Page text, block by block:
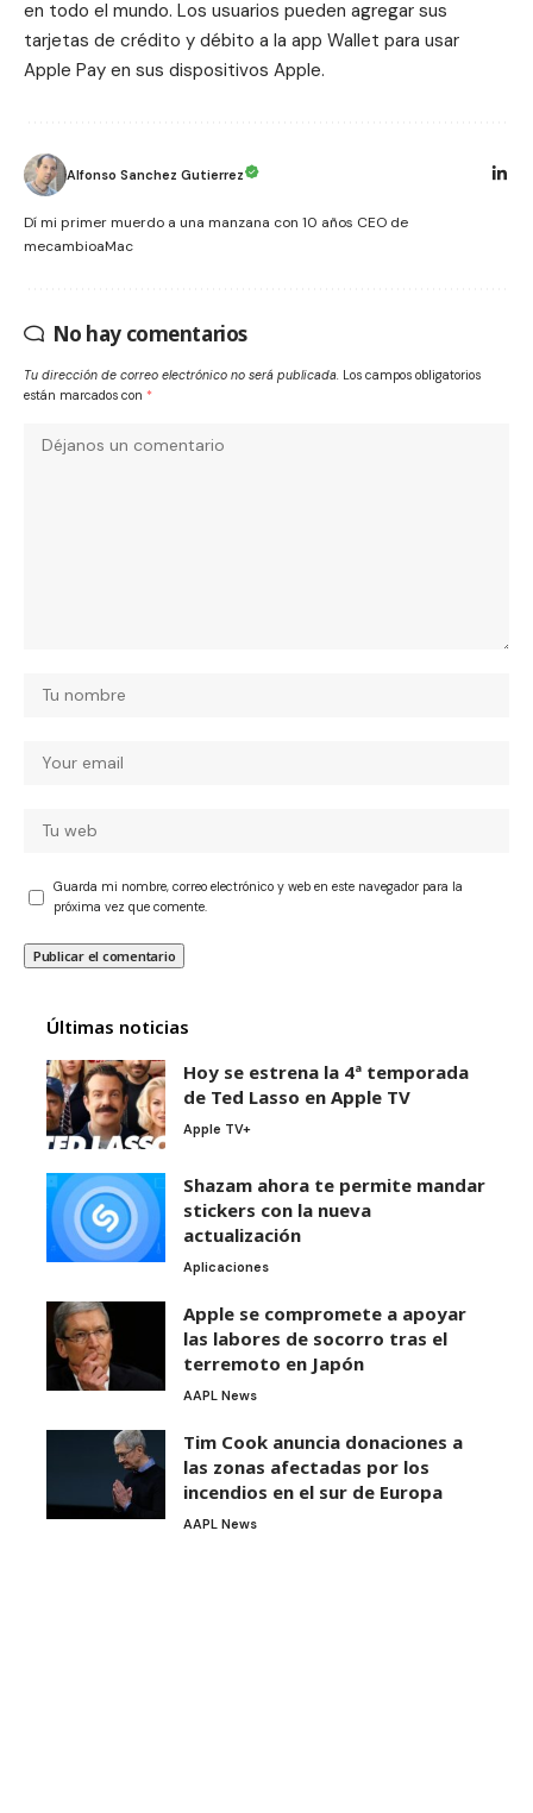
en todo el mundo. Los usuarios pueden agregar sus
tarjetas de crédito y débito a la app Wallet para usar
Apple Pay en sus dispositivos Apple.
Alfonso Sanchez Gutierrez
Dí mi primer muerdo a una manzana con 10 años CEO de
mecambioaMac
No hay comentarios
Tu dirección de correo electrónico no será publicada. Los campos obligatorios
están marcados con *
Guarda mi nombre, correo electrónico y web en este navegador para la
próxima vez que comente.
Últimas noticias
Hoy se estrena la 4ª temporada
de Ted Lasso en Apple TV
Apple TV+
Shazam ahora te permite mandar
stickers con la nueva
actualización
Aplicaciones
Apple se compromete a apoyar
las labores de socorro tras el
terremoto en Japón
AAPL News
Tim Cook anuncia donaciones a
las zonas afectadas por los
incendios en el sur de Europa
AAPL News